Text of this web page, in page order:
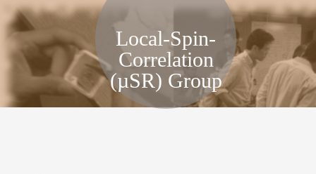
コンテンツへス
キップ
局所スピン相関物性グループ, KEK
Local-Spin-
Correlation
(µSR) Group